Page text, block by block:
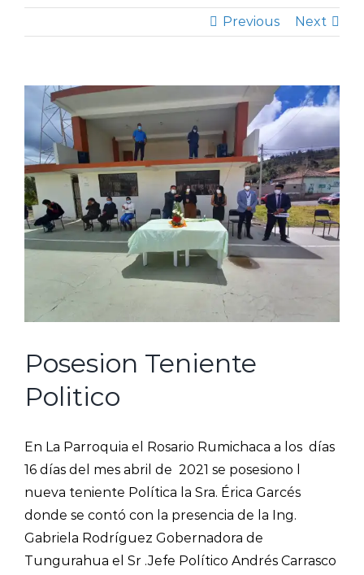
Previous Next
View
Larger
Image
Posesion Teniente
Politico
En La Parroquia el Rosario Rumichaca a los días
16 días del mes abril de 2021 se posesiono l
nueva teniente Política la Sra. Érica Garcés
donde se contó con la presencia de la Ing.
Gabriela Rodríguez Gobernadora de
Tungurahua el Sr .Jefe Político Andrés Carrasco